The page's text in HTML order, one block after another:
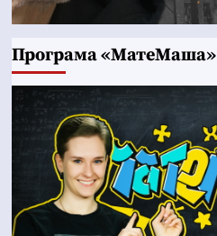
Програма «МатеМаша»